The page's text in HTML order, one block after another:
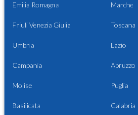
Emilia Romagna Marche
Friuli Venezia Giulia Toscana
Umbria Lazio
Campania Abruzzo
Molise Puglia
Basilicata Calabria